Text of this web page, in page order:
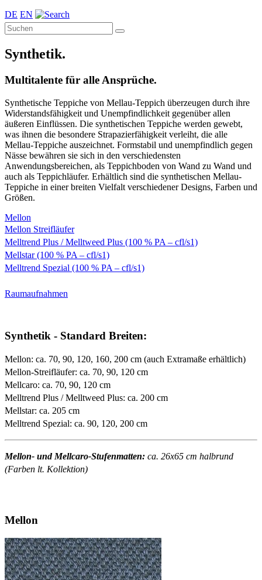
DE EN
Synthetik.
Multitalente für alle Ansprüche.
Synthetische Teppiche von Mellau-Teppich überzeugen durch ihre
Widerstandsfähigkeit und Unempfindlichkeit gegenüber allen
äußeren Einflüssen. Die synthetischen Teppiche werden gewebt,
was ihnen die besondere Strapazierfähigkeit verleiht, die alle
Mellau-Teppiche auszeichnet. Formstabil und unempfindlich gegen
Nässe bewähren sie sich in den verschiedensten
Anwendungsbereichen, als Teppichboden von Wand zu Wand und
auch als Teppichläufer. Erhältlich sind die synthetischen Mellau-
Teppiche in einer breiten Vielfalt verschiedener Designs, Farben und
Größen.
Mellon
Mellon Streifläufer
Melltrend Plus / Melltweed Plus (100 % PA – cfl/s1)
Mellstar (100 % PA – cfl/s1)
Melltrend Spezial (100 % PA – cfl/s1)
Raumaufnahmen
Synthetik - Standard Breiten:
Mellon: ca. 70, 90, 120, 160, 200 cm (auch Extramaße erhältlich)
Mellon-Streifläufer: ca. 70, 90, 120 cm
Mellcaro: ca. 70, 90, 120 cm
Melltrend Plus / Melltweed Plus: ca. 200 cm
Mellstar: ca. 205 cm
Melltrend Spezial: ca. 90, 120, 200 cm
Mellon- und Mellcaro-Stufenmatten: ca. 26x65 cm halbrund
(Farben lt. Kollektion)
Mellon